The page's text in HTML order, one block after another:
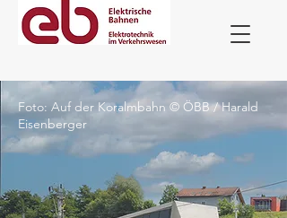
Foto: Auf der Koralmbahn © ÖBB / Harald
Eisenberger